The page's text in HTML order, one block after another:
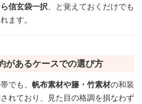
信玄袋一択、と覚えておくだけでも
ます。
があるケースでの選び方
でも、 帆布素材や籐・竹素材の和装
れており、見た目の格調を損なわず